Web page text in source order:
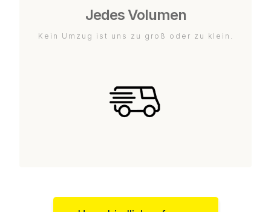
Jedes Volumen
Kein Umzug ist uns zu groß oder zu klein.